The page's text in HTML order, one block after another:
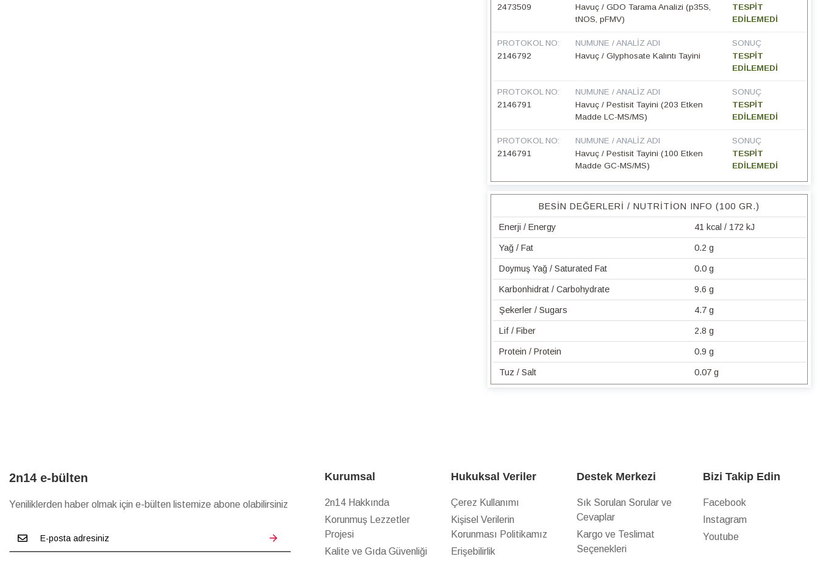
2473509
Havuç / GDO Tarama Analizi (p35S,
tNOS, pFMV)
TESPİT
EDİLEMEDİ
PROTOKOL NO:
2146792
NUMUNE / ANALIZ ADI
Havuç / Glyphosate Kalıntı Tayini
SONUÇ
TESPİT
EDİLEMEDİ
PROTOKOL NO:
2146791
NUMUNE / ANALIZ ADI
Havuç / Pestisit Tayini (203 Etken
Madde LC-MS/MS)
SONUÇ
TESPİT
EDİLEMEDİ
PROTOKOL NO:
2146791
NUMUNE / ANALIZ ADI
Havuç / Pestisit Tayini (100 Etken
Madde GC-MS/MS)
SONUÇ
TESPİT
EDİLEMEDİ
BESIN DEĞERLERI / NUTRITION INFO (100 GR.)
Enerji / Energy 41 kcal / 172 kJ
Yağ / Fat 0.2 g
Doymuş Yağ / Saturated Fat 0.0 g
Karbonhidrat / Carbohydrate 9.6 g
Şekerler / Sugars 4.7 g
Lif / Fiber 2.8 g
Protein / Protein 0.9 g
Tuz / Salt 0.07 g
2n14 e-bülten
Yeniliklerden haber olmak için e-bülten listemize abone olabilirsiniz
Kurumsal
2n14 Hakkında
Korunmuş Lezzetler
Projesi
Kalite ve Gıda Güvenliği
Hukuksal Veriler
Çerez Kullanımı
Kişisel Verilerin
Korunması Politikamız
Erişebilirlik
Bizi Takip Edin
Facebook
Instagram
Youtube
Destek Merkezi
Sık Sorulan Sorular ve
Cevaplar
Kargo ve Teslimat
Seçenekleri